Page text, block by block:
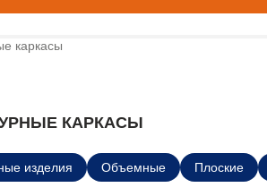
КАРКАСЫ
изделия Объемные Плоские